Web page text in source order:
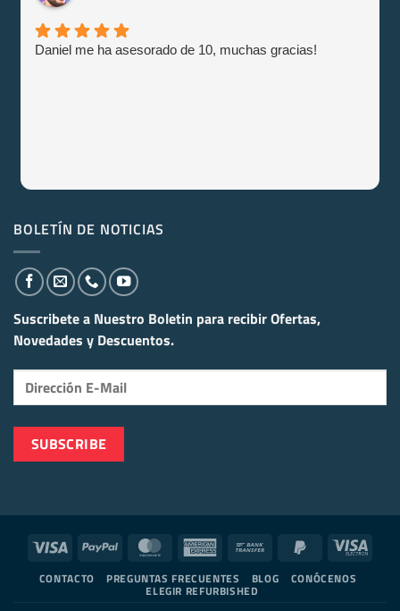
Daniel me ha asesorado de 10, muchas gracias!
BOLETÍN DE NOTICIAS
Suscribete a Nuestro Boletin para recibirOfertas,
Novedades y Descuentos.
Visa PayPal MasterCard American
PayPal
Visa
CONTACTO PREGUNTAS FRECUENTES BLOG CONÓCENOS
ELEGIR REFURBISHED